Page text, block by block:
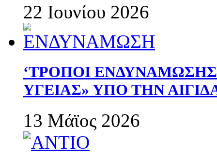
22 Ιουνίου 2026
‘ΤΡΟΠΟΙ
ΥΓΕΙΑΣ» ΥΠΟ ΤΗΝ
13 Μάϊος 2026